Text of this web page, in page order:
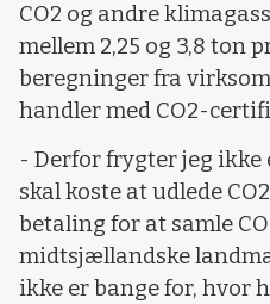
CO2 og andre
mellem 2,25 og 3,8 ton
beregninger fra
handler med CO2-
- Derfor frygter jeg ikke
skal koste at udlede
betaling for at samle
midtsjællandske
ikke er bange for, hvor